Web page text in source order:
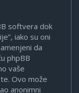
softvera dok
iako su oni
da
phpBB
vaše
Ovo može
anonimni